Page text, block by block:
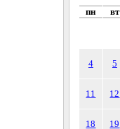
пн вт
4 5
11 12
18 19